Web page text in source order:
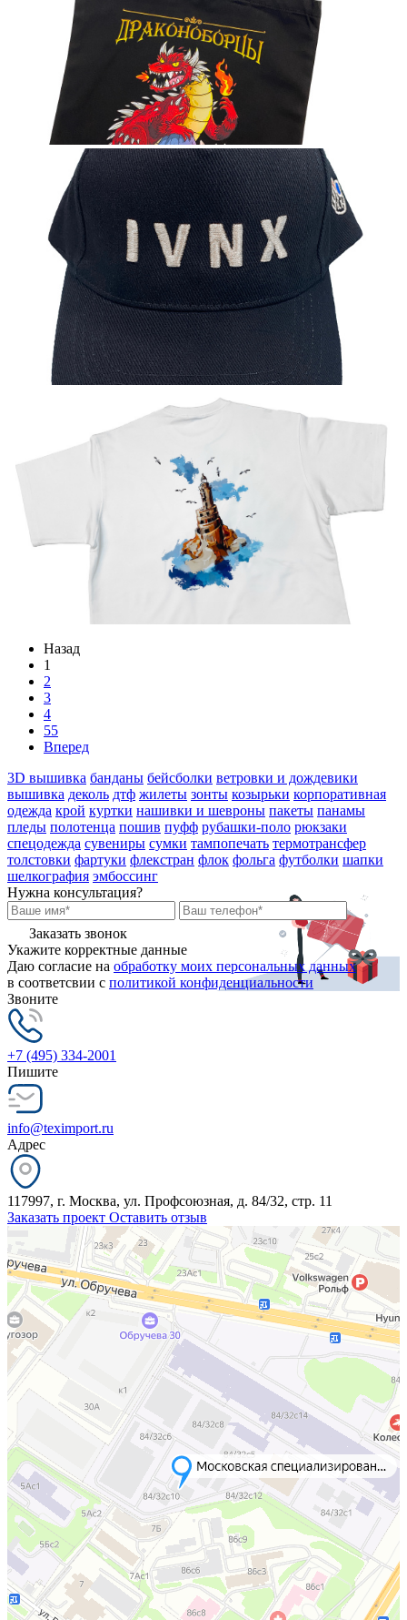
Назад
1
2
3
4
55
Вперед
3D вышивка банданы бейсболки ветровки и дождевики
вышивка деколь дтф жилеты зонты козырьки корпоративная
одежда крой куртки нашивки и шевроны пакеты панамы
пледы полотенца пошив пуфф рубашки-поло рюкзаки
спецодежда сувениры сумки тампопечать термотрансфер
толстовки фартуки флекстран флок фольга футболки шапки
шелкография эмбоссинг
Нужна консультация?
Заказать звонок
Укажите корректные данные
Даю согласие на обработку моих персональных данных
в соответсвии с политикой конфиденциальности
Звоните
+7 (495) 334-2001
Пишите
info@teximport.ru
Адрес
117997, г. Москва, ул. Профсоюзная, д. 84/32, стр. 11
Заказать проект Оставить отзыв